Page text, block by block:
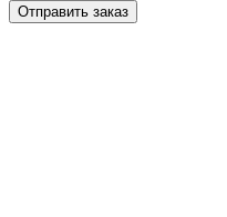
Отправить заказ